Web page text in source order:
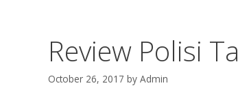
Review Polisi
October 26, 2017 by Admin